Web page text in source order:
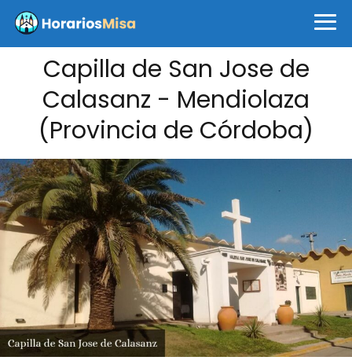
Capilla de San Jose de
Calasanz - Mendiolaza
(Provincia de Córdoba)